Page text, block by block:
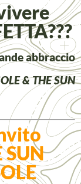
abbraccio
& THE SUN
SUN